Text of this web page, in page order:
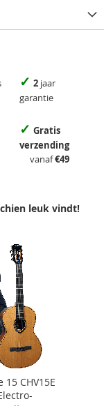
✓ 2 jaar
garantie
✓ Gratis
verzending
vanaf€49
leuk vindt!
15 CHV15E